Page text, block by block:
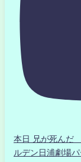
本日 兄が死ん
ルデン日浦劇場